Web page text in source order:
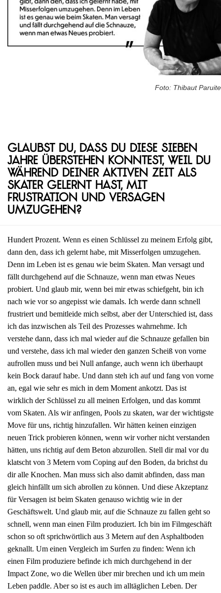
Foto: Thibaut Paruite
Glaubst du, dass du diese sieben
Jahre überstehen konntest, weil du
während deiner aktiven Zeit als
Skater gelernt hast, mit
Frustration und Versagen
umzugehen?
Hundert Prozent. Wenn es einen Schlüssel zu meinem Erfolg gibt,
dann den, dass ich gelernt habe, mit Misserfolgen umzugehen.
Denn im Leben ist es genau wie beim Skaten. Man versagt und
fällt durchgehend auf die Schnauze, wenn man etwas Neues
probiert. Und glaub mir, wenn bei mir etwas schiefgeht, bin ich
nach wie vor so angepisst wie damals. Ich werde dann schnell
frustriert und bemitleide mich selbst, aber der Unterschied ist, dass
ich das inzwischen als Teil des Prozesses wahrnehme. Ich
verstehe dann, dass ich mal wieder auf die Schnauze gefallen bin
und verstehe, dass ich mal wieder den ganzen Scheiß von vorne
aufrollen muss und bei Null anfange, auch wenn ich überhaupt
kein Bock darauf habe. Und dann steh ich auf und fang von vorne
an, egal wie sehr es mich in dem Moment ankotzt. Das ist
wirklich der Schlüssel zu all meinen Erfolgen, und das kommt
vom Skaten. Als wir anfingen, Pools zu skaten, war der wichtigste
Move für uns, richtig hinzufallen. Wir hätten keinen einzigen
neuen Trick probieren können, wenn wir vorher nicht verstanden
hätten, uns richtig auf dem Beton abzurollen. Stell dir mal vor du
klatscht von 3 Metern vom Coping auf den Boden, da brichst du
dir alle Knochen. Man muss sich also damit abfinden, dass man
gleich hinfällt um sich abrollen zu können. Und diese Akzeptanz
für Versagen ist beim Skaten genauso wichtig wie in der
Geschäftswelt. Und glaub mir, auf die Schnauze zu fallen geht so
schnell, wenn man einen Film produziert. Ich bin im Filmgeschäft
schon so oft sprichwörtlich aus 3 Metern auf den Asphaltboden
geknallt. Um einen Vergleich im Surfen zu finden: Wenn ich
einen Film produziere befinde ich mich durchgehend in der
Impact Zone, wo die Wellen über mir brechen und ich um mein
Leben paddle. Aber so ist es auch im alltäglichen Leben. Der